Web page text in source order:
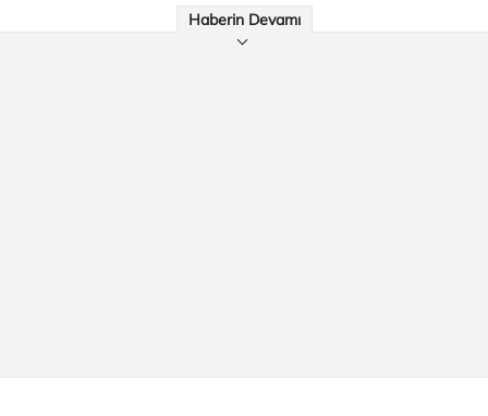
Haberin Devamı